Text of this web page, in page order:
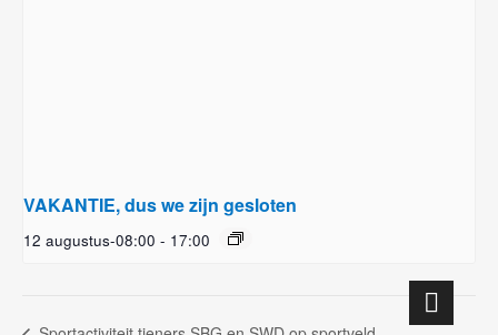
VAKANTIE, dus we zijn gesloten
12 augustus-08:00 - 17:00